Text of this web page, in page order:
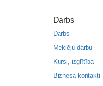
Darbs
Darbs
Meklēju darbu
Kursi, izglītība
Biznesa kontakti